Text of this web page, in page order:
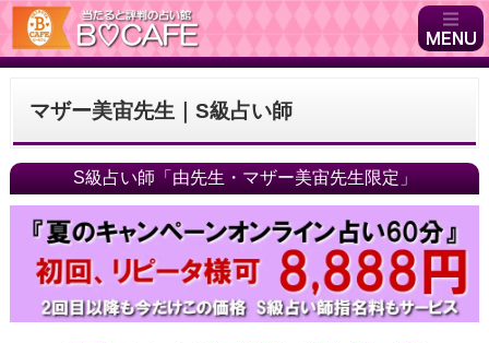
マザー美宙先生｜S級占い師
S級占い師「由先生・マザー美宙先生限定」